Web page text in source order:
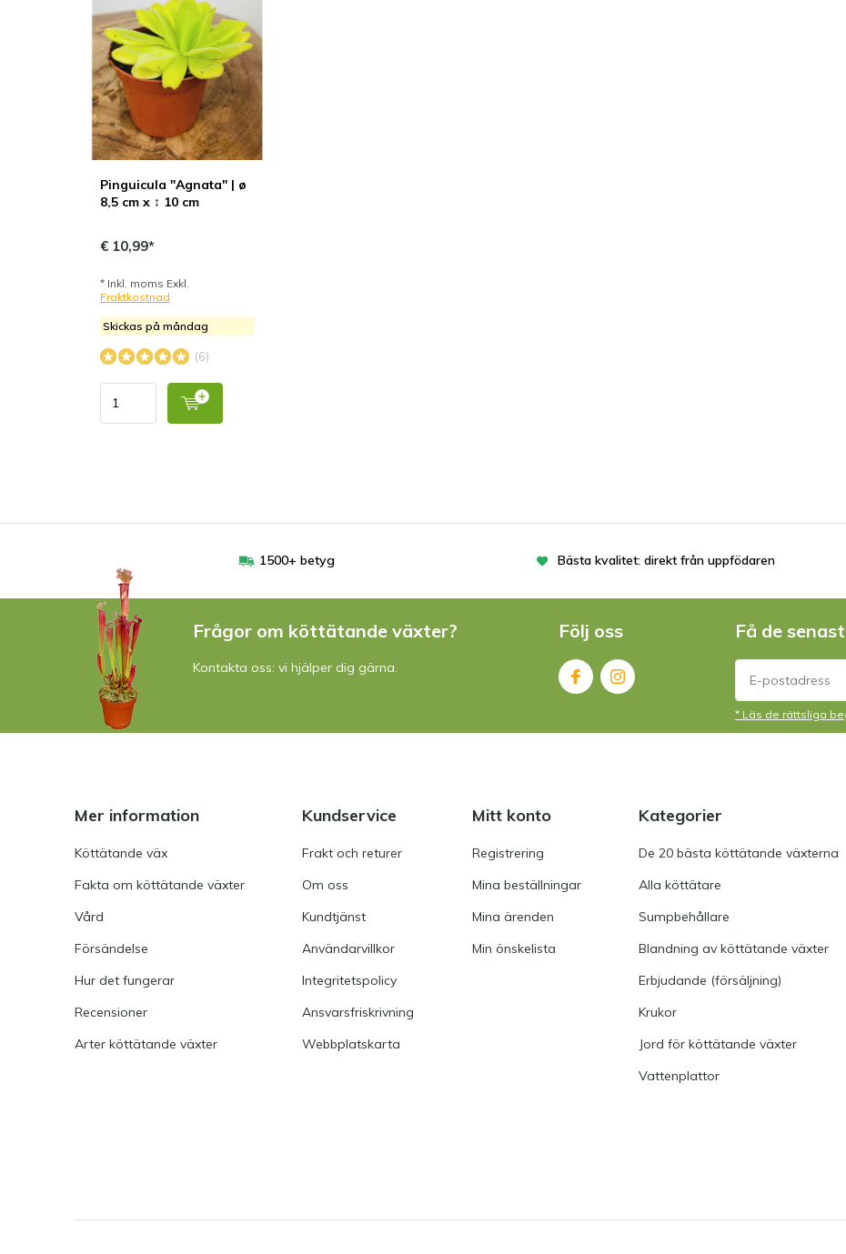
Pinguicula "Agnata" | ø
8,5 cm x ↕ 10 cm
€ 10,99*
* Inkl. moms Exkl.
Fraktkostnad
Skickas på måndag
(6)
1500+ betyg Bästa kvalitet: direkt från uppfödaren
Frågor om köttätande växter?
Kontakta oss: vi hjälper dig gärna.
Följ oss Få de
* Läs de rättsliga
Mer information
Köttätande väx
Fakta om köttätande växter
Vård
Försändelse
Hur det fungerar
Recensioner
Arter köttätande växter
Kundservice
Frakt och returer
Om oss
Kundtjänst
Användarvillkor
Integritetspolicy
Ansvarsfriskrivning
Webbplatskarta
Mitt konto
Registrering
Mina beställningar
Mina ärenden
Min önskelista
Kategorier
De 20 bästa köttätande växterna
Alla köttätare
Sumpbehållare
Blandning av köttätande växter
Erbjudande (försäljning)
Krukor
Jord för köttätande växter
Vattenplattor